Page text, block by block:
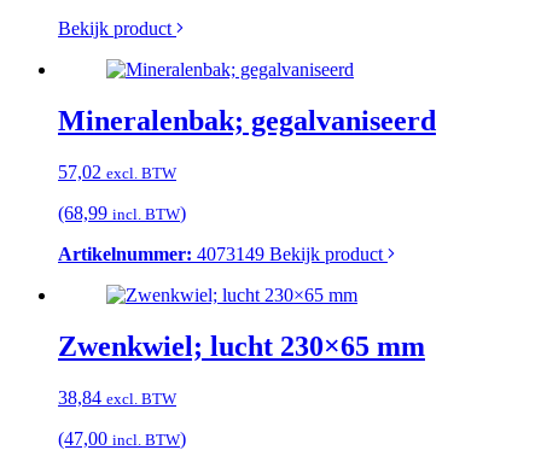
Bekijk product
Mineralenbak; gegalvaniseerd
57,02 excl. BTW
(68,99 incl. BTW)
Artikelnummer: 4073149 Bekijk product
Zwenkwiel; lucht 230×65 mm
38,84 excl. BTW
(47,00 incl. BTW)